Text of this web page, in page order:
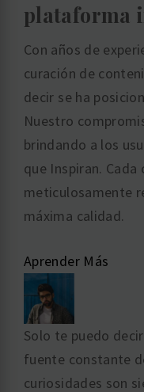
plataforma
Con años de
curación de
decir se ha
Nuestro
brindando a los
que Inspiran.
meticulosamente
máxima calidad.
Aprender Más
Solo te puedo
fuente constante
curiosidades son